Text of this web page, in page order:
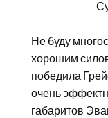
Не буду
хорошим
победила
очень
габаритов